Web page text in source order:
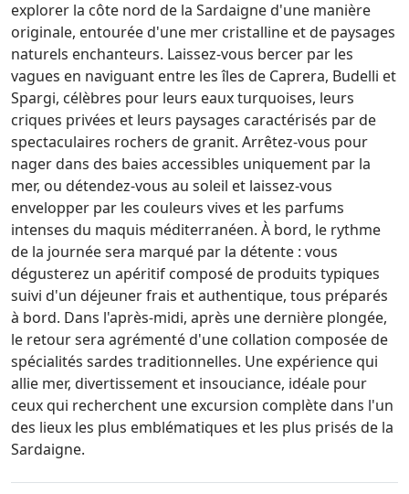
explorer la côte nord de la Sardaigne d'une manière
originale, entourée d'une mer cristalline et de paysages
naturels enchanteurs. Laissez-vous bercer par les
vagues en naviguant entre les îles de Caprera, Budelli et
Spargi, célèbres pour leurs eaux turquoises, leurs
criques privées et leurs paysages caractérisés par de
spectaculaires rochers de granit. Arrêtez-vous pour
nager dans des baies accessibles uniquement par la
mer, ou détendez-vous au soleil et laissez-vous
envelopper par les couleurs vives et les parfums
intenses du maquis méditerranéen. À bord, le rythme
de la journée sera marqué par la détente : vous
dégusterez un apéritif composé de produits typiques
suivi d'un déjeuner frais et authentique, tous préparés
à bord. Dans l'après-midi, après une dernière plongée,
le retour sera agrémenté d'une collation composée de
spécialités sardes traditionnelles. Une expérience qui
allie mer, divertissement et insouciance, idéale pour
ceux qui recherchent une excursion complète dans l'un
des lieux les plus emblématiques et les plus prisés de la
Sardaigne.